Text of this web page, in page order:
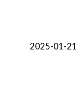
2025-01-21